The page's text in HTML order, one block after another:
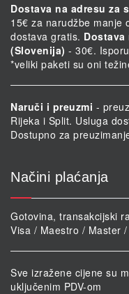
Dostava na adresu za
15€ za narudžbe manje
dostava gratis. Dostava
(Slovenija) - 30€.
*veliki paketi su oni
Naruči i preuzmi -
Rijeka i Split. Usluga
Dostupno za
Načini plaćanja
Gotovina, transakcijski
Visa / Maestro / Master
Sve izražene cijene su
uključenim PDV-om